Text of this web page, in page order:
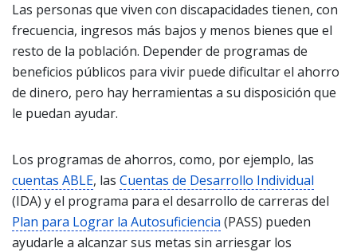
Las personas que viven con discapacidades tienen, con
frecuencia, ingresos más bajos y menos bienes que el
resto de la población. Depender de programas de
beneficios públicos para vivir puede dificultar el ahorro
de dinero, pero hay herramientas a su disposición que
le puedan ayudar.
Los programas de ahorros, como, por ejemplo, las
cuentas ABLE, las Cuentas de Desarrollo Individual
(IDA) y el programa para el desarrollo de carreras del
Plan para Lograr la Autosuficiencia (PASS) pueden
ayudarle a alcanzar sus metas sin arriesgar los